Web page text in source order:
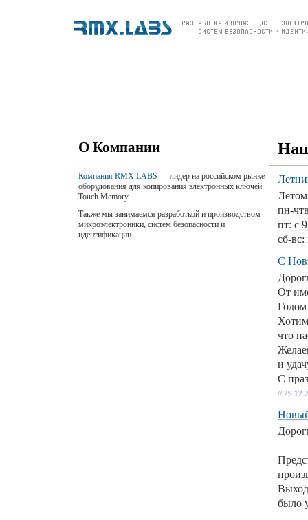
О Компании
Компания RMX LABS — лидер на российском рынке
оборудования для копирования электронных ключей
Touch Memory.
Также мы занимаемся разработкой и производством
микроэлектроники, систем безопасности и
идентификации.
пн-
пт: с
сб-
С
От
Хотим
что
и
С
//
было